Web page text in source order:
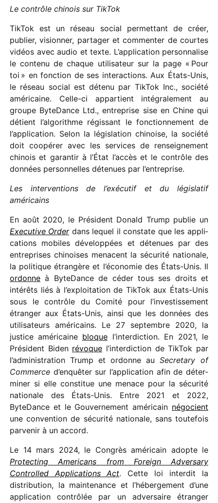
Le contrôle chinois sur TikTok
TikTok est un réseau social permet­tant de créer,
publier, vision­ner, parta­ger et commen­ter de courtes
vidéos avec audio et texte. L’application person­na­lise
le contenu de chaque utili­sa­teur sur la page « Pour
toi » en fonc­tion de ses inter­ac­tions. Aux États-Unis,
le réseau social est détenu par TikTok Inc., société
améri­caine. Celle-ci appar­tient inté­gra­le­ment au
groupe ByteDance Ltd., entre­prise sise en Chine qui
détient l’algorithme régis­sant le fonc­tion­ne­ment de
l’application. Selon la légis­la­tion chinoise, la société
doit coopé­rer avec les services de rensei­gne­ment
chinois et garan­tir à l’État l’accès et le contrôle des
données person­nelles déte­nues par l’entreprise.
Les inter­ven­tions de l’exécutif et du légis­la­tif
américains
En août 2020, le Président Donald Trump publie un
Executive Orderdans lequel il constate que les appli­
ca­tions mobiles déve­lop­pées et déte­nues par des
entre­prises chinoises menacent la sécu­rité natio­nale,
la poli­tique étran­gère et l’économie des États-Unis. Il
ordonne à ByteDance de céder tous ses droits et
inté­rêts liés à l’exploitation de TikTok aux États-Unis
sous le contrôle du Comité pour l’in­ves­tis­se­ment
étran­ger aux États-Unis, ainsi que les données des
utili­sa­teurs améri­cains. Le 27 septembre 2020, la
justice améri­caine bloque l’interdiction. En 2021, le
Président Biden révoque l’in­ter­dic­tion de TikTok par
l’ad­mi­nis­tra­tion Trump et ordonne au Secretary of
Commerce d’en­quê­ter sur l’ap­pli­ca­tion afin de déter­
mi­ner si elle consti­tue une menace pour la sécu­rité
natio­nale des États-Unis. Entre 2021 et 2022,
ByteDance et le Gouvernement améri­cain négo­cient
une conven­tion de sécu­rité natio­nale, sans toute­fois
parve­nir à un accord.
Le 14 mars 2024, le Congrès améri­cain adopte le
Protecting Americans from Foreign Adversary
Controlled Applications Act. Cette loi inter­dit la
distri­bu­tion, la main­te­nance et l’hébergement d’une
appli­ca­tion contrô­lée par un adver­saire étran­ger